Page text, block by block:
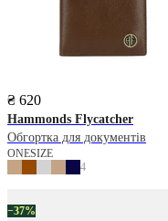
₴ 620
Hammonds Flycatcher
Обгортка для документів
ONESIZE
4
−37%